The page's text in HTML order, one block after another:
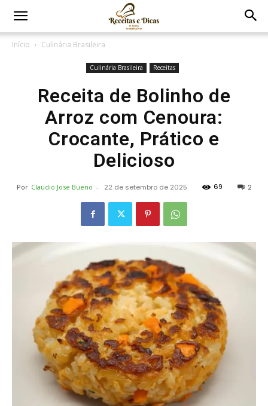
Início Culinária Brasileira
Culinária Brasileira Receitas
Receita de Bolinho de
Arroz com Cenoura:
Crocante, Prático e
Delicioso
Por Claudio Jose Bueno - 22 de setembro de 2025 69 2